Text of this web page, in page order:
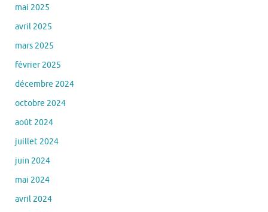
mai 2025
avril 2025
mars 2025
février 2025
décembre 2024
octobre 2024
août 2024
juillet 2024
juin 2024
mai 2024
avril 2024